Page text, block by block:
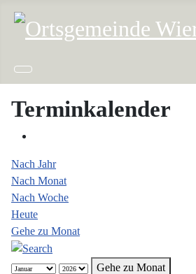
Terminkalender
Nach Jahr
Nach Monat
Nach Woche
Heute
Gehe zu Monat
Gehe zu Monat